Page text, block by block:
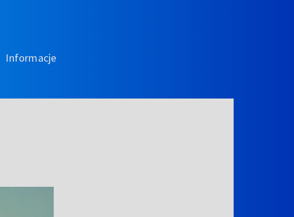
Informacje